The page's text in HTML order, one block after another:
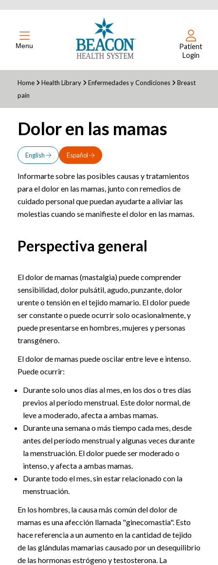
Menu
Patient
Login
Home Health Library Enfermedades y Condiciones
Breast
pain
Dolor en las mamas
English Español
Informarte sobre las posibles causas y tratamientos
para el dolor en las mamas, junto con remedios de
cuidado personal que puedan ayudarte a aliviar las
molestias cuando se manifieste el dolor en las mamas.
Perspectiva general
El dolor de mamas (mastalgia) puede comprender
sensibilidad, dolor pulsátil, agudo, punzante, dolor
urente o tensión en el tejido mamario. El dolor puede
ser constante o puede ocurrir solo ocasionalmente, y
puede presentarse en hombres, mujeres y personas
transgénero.
El dolor de mamas puede oscilar entre leve e intenso.
Puede ocurrir:
Durante solo unos días al mes, en los dos o tres días
previos al período menstrual. Este dolor normal, de
leve a moderado, afecta a ambas mamas.
Durante una semana o más tiempo cada mes, desde
antes del período menstrual y algunas veces durante
la menstruación. El dolor puede ser moderado o
intenso, y afecta a ambas mamas.
Durante todo el mes, sin estar relacionado con la
menstruación.
En los hombres, la causa más común del dolor de
mamas es una afección llamada "ginecomastia". Esto
hace referencia a un aumento en la cantidad de tejido
de las glándulas mamarias causado por un desequilibrio
de las hormonas estrógeno y testosterona. La